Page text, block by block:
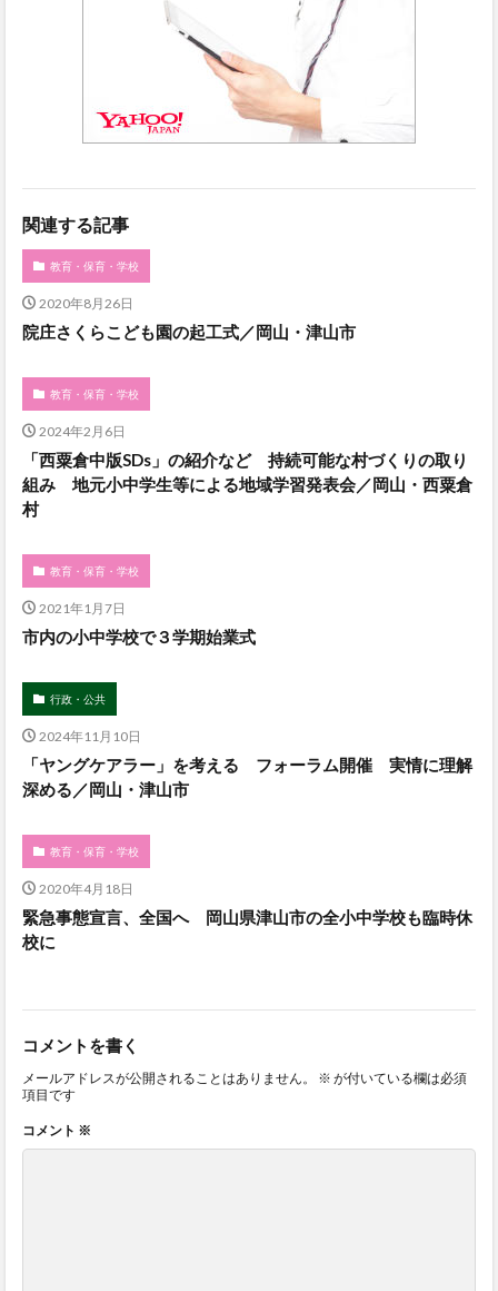
関連する記事
教育・保育・学校
2020年8月26日
院庄さくらこども園の起工式／岡山・津山市
教育・保育・学校
2024年2月6日
「西粟倉中版SDs」の紹介など 持続可能な村づくりの取り
組み 地元小中学生等による地域学習発表会／岡山・西粟倉
村
教育・保育・学校
2021年1月7日
市内の小中学校で３学期始業式
行政・公共
2024年11月10日
「ヤングケアラー」を考える フォーラム開催 実情に理解
深める／岡山・津山市
教育・保育・学校
2020年4月18日
緊急事態宣言、全国へ 岡山県津山市の全小中学校も臨時休
校に
コメントを書く
メールアドレスが公開されることはありません。 ※ が付いている欄は必須
項目です
コメント ※